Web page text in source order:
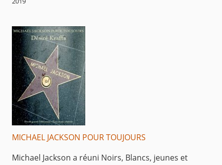
MICHAEL JACKSON POUR TOUJOURS
Michael Jackson a réuni Noirs, Blancs, jeunes et